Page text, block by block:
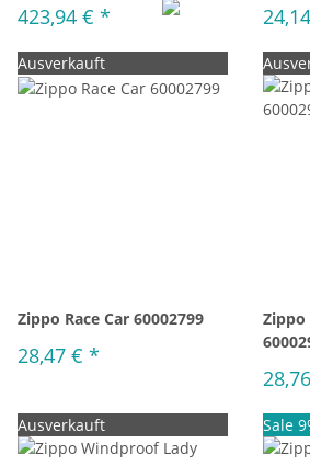
423,94 € *
Ausverkauft
Zippo Race Car 60002799
28,47 € *
Ausverkauft Sale